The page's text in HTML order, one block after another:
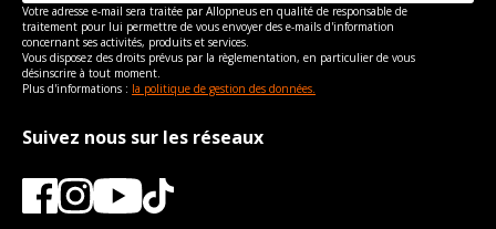
Votre adresse e-mail sera traitée par Allopneus en qualité de responsable de
traitement pour lui permettre de vous envoyer des e-mails d'information
concernant ses activités, produits et services.
Vous disposez des droits prévus par la règlementation, en particulier de vous
désinscrire à tout moment.
Plus d'informations : la politique de gestion des données.
Suivez nous sur les réseaux